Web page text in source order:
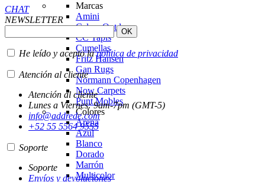
Marcas
Amini
Calma Outdoor
CC Tapis
Cumellas
Fritz Hansen
Gan Rugs
Normann Copenhagen
Now Carpets
Punt Mobles
Colores
Arena
Azul
Blanco
Dorado
Marrón
Multicolor
CHAT
NEWSLETTER
He leído y acepto lapolítica de privacidad
Atención al cliente
Atención al cliente
Lunes a Viernes: 9am-7pm (GMT-5)
info@addrede.com
+52 55 5564 9555
Soporte
Soporte
Envíos y devoluciones